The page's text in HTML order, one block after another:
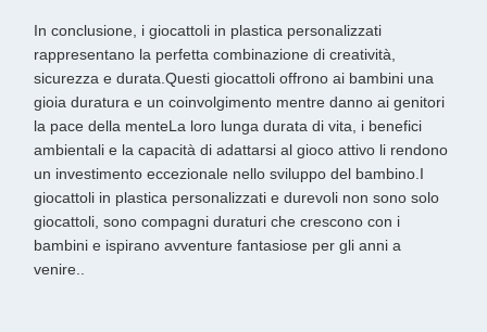
In conclusione, i giocattoli in plastica personalizzati
rappresentano la perfetta combinazione di creatività,
sicurezza e durata.Questi giocattoli offrono ai bambini una
gioia duratura e un coinvolgimento mentre danno ai genitori
la pace della menteLa loro lunga durata di vita, i benefici
ambientali e la capacità di adattarsi al gioco attivo li rendono
un investimento eccezionale nello sviluppo del bambino.I
giocattoli in plastica personalizzati e durevoli non sono solo
giocattoli, sono compagni duraturi che crescono con i
bambini e ispirano avventure fantasiose per gli anni a
venire..